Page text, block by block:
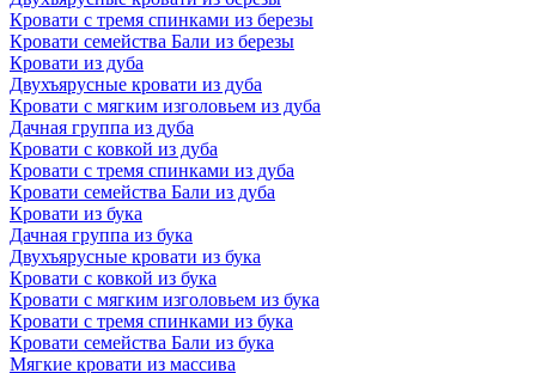
Кровати с тремя спинками из березы
Кровати семейства Бали из березы
Кровати из дуба
Двухъярусные кровати из дуба
Кровати с мягким изголовьем из дуба
Дачная группа из дуба
Кровати с ковкой из дуба
Кровати с тремя спинками из дуба
Кровати семейства Бали из дуба
Кровати из бука
Дачная группа из бука
Двухъярусные кровати из бука
Кровати с ковкой из бука
Кровати с мягким изголовьем из бука
Кровати с тремя спинками из бука
Кровати семейства Бали из бука
Мягкие кровати из массива